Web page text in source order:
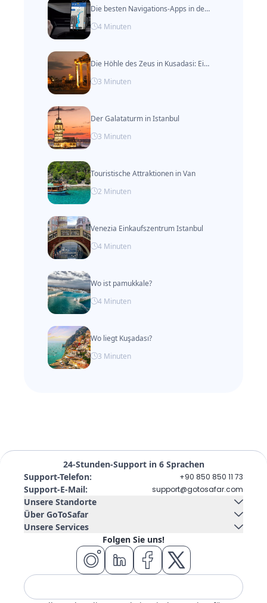
Die besten Navigations-Apps in der Türkei
4 Minuten
Die Höhle des Zeus in Kusadasi: Ein Muss in der Türkei
3 Minuten
Der Galataturm in Istanbul
3 Minuten
Touristische Attraktionen in Van
2 Minuten
Venezia Einkaufszentrum Istanbul
4 Minuten
Wo ist pamukkale?
4 Minuten
Wo liegt Kuşadası?
3 Minuten
24-Stunden-Support in 6 Sprachen
Support-Telefon: +90 850 850 11 73
Support-E-Mail: support@gotosafar.com
Unsere Standorte
Izmir, Türkei
Güney Mah. Gaziler Cad. No:292 Tempo Iş Merkezi Kat:5 İç
Kapı 504 Konak / İzmir
Über GoToSafar
Kontaktieren Sie uns
Über uns
FAQ
Unsere Services
Autovermietung
Kreuzfahrtschiff
Flugticket
Hotel
Folgen Sie uns!